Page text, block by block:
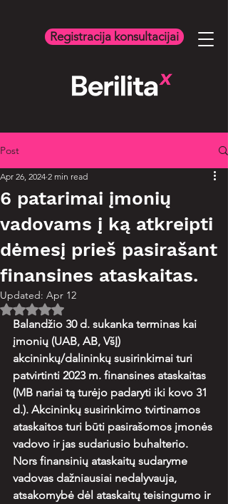
Registracija konsultacijai
Post
6 patarimai įmonių
vadovams į ką atkreipti
dėmesį prieš pasirašant
finansines ataskaitas.
Apr 26, 2024 2 min read
Updated: Apr 12
Rated NaN out of 5 stars.
Balandžio 30 d. sukanka terminas kai
įmonių (UAB, AB, VšĮ)
akcininkų/dalininkų susirinkimai turi
patvirtinti 2023 m. finansines ataskaitas
(MB nariai tą turėjo padaryti iki kovo 31
d.). Akcininkų susirinkimo tvirtinamos
ataskaitos turi būti pasirašomos įmonės
vadovo ir jas sudariusio buhalterio.
Nors finansinių ataskaitų sudaryme
vadovas dažniausiai nedalyvauja,
atsakomybė dėl ataskaitų teisingumo ir